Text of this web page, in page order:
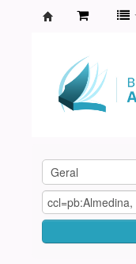
Agamenon
Magalhães